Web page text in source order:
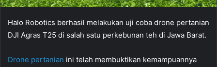
Halo Robotics berhasil melakukan uji coba drone pertanian
DJI Agras T25 di salah satu perkebunan teh di Jawa Barat.
Drone pertanian ini telah membuktikan kemampuannya